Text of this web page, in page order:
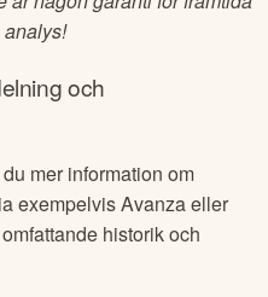
och
mer information om
exempelvis Avanza eller
historik och